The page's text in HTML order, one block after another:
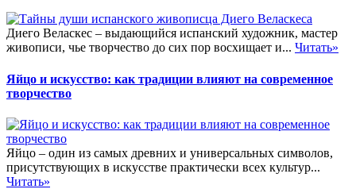
Диего Веласкес – выдающийся испанский художник, мастер
живописи, чье творчество до сих пор восхищает и... Читать»
Яйцо и искусство: как традиции влияют на современное
творчество
Яйцо – один из самых древних и универсальных символов,
присутствующих в искусстве практически всех культур...
Читать»